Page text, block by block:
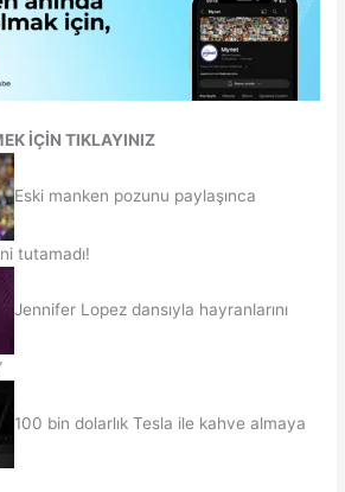
İÇİN TIKLAYINIZ
Eski manken pozunu paylaşınca
tutamadı!
Jennifer Lopez dansıyla hayranlarını
100 bin dolarlık Tesla ile kahve almaya